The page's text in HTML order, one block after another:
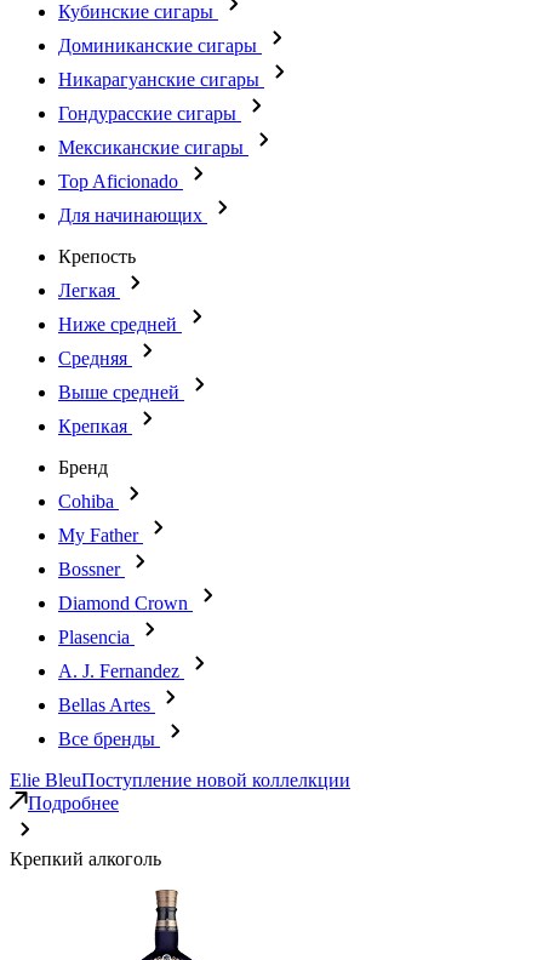
Кубинские сигары
Доминиканские сигары
Никарагуанские сигары
Гондурасские сигары
Мексиканские сигары
Top Aficionado
Для начинающих
Крепость
Легкая
Ниже средней
Средняя
Выше средней
Крепкая
Бренд
Cohiba
My Father
Bossner
Diamond Crown
Plasencia
A. J. Fernandez
Bellas Artes
Все бренды
Elie BleuПоступление новой коллелкции
Подробнее
Крепкий алкоголь